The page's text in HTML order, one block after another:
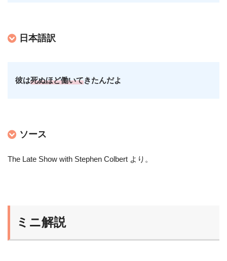
日本語訳
彼は死ぬほど働いてきたんだよ
ソース
The Late Show with Stephen Colbert より 。
ミニ解説